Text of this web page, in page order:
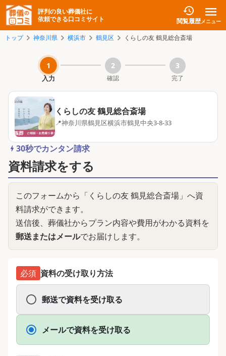
評判の良い葬儀社に
依頼できる口コミサイト
閲覧履歴メニュー
トップ 神奈川県 横浜市 鶴見区 くらしの友 鶴見総合斎場
1
入力
2
確認
3
完了
くらしの友 鶴見総合斎場
📍神奈川県鶴見区横浜市鶴見中央3-8-33
30秒でカンタン請求
資料請求をする
このフォームから「 くらしの友 鶴見総合斎場 」へ資
料請求ができます。
送信後、葬儀社からプラン内容や費用がわかる資料を
郵送またはメールでお届けします。
必須 資料の受け取り方法
郵送で資料を受け取る
メールで資料を受け取る